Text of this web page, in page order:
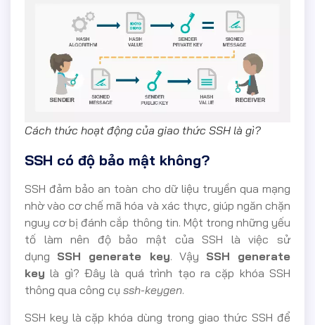
Cách thức hoạt động của giao thức SSH là gì?
SSH có độ bảo mật không?
SSH đảm bảo an toàn cho dữ liệu truyền qua mạng
nhờ vào cơ chế mã hóa và xác thực, giúp ngăn chặn
nguy cơ bị đánh cắp thông tin. Một trong những yếu
tố làm nên độ bảo mật của SSH là việc sử
dụng SSH generate key. Vậy SSH generate
key là gì? Đây là quá trình tạo ra cặp khóa SSH
thông qua công cụ ssh-keygen.
SSH key là cặp khóa dùng trong giao thức SSH để